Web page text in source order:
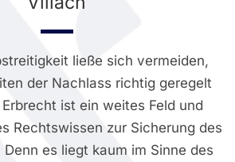
ließe sich vermeiden,
der Nachlass richtig geregelt
ist ein weites Feld und
Rechtswissen zur Sicherung des
es liegt kaum im Sinne des